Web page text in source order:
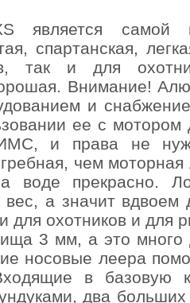
является самой
спартанская,
так и для
Внимание!
и
ее с
и права не
чем
воде прекрасно.
а значит вдвоем
для охотников и для
3 мм, а это много
носовые леера
в базовую
два